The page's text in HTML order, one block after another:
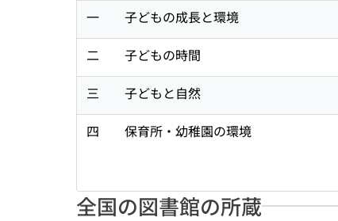
一 子どもの成長と環境
二 子どもの時間
三 子どもと自然
四 保育所・幼稚園の環境
全国の図書館の所蔵